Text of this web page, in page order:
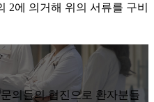
2에 의거해 위의 서류를 구비
의들의 협진으로 환자분들